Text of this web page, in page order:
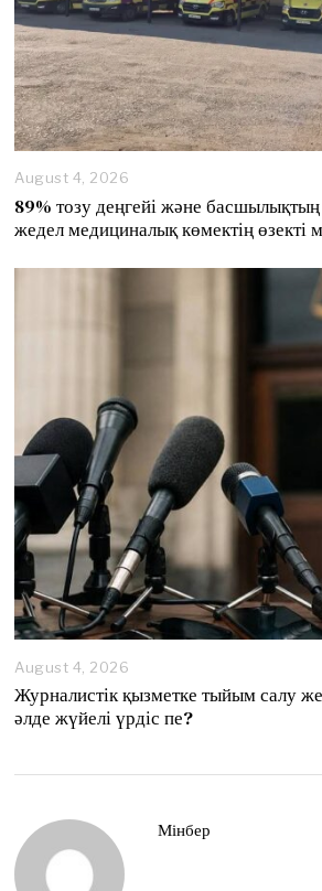
August 4, 2026
89% тозу деңгейі және
жедел медициналық көмектің өзекті
August 4, 2026
g
u
Журналистік қызметке тыйым салу
әлде жүйелі үрдіс пе?
Мінбер